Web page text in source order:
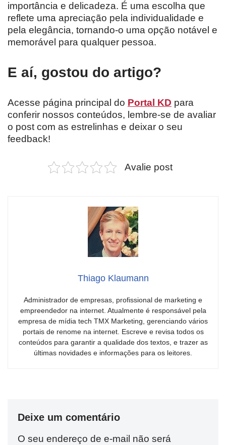
importância e delicadeza. É uma escolha que
reflete uma apreciação pela individualidade e
pela elegância, tornando-o uma opção notável e
memorável para qualquer pessoa.
E aí, gostou do artigo?
Acesse página principal do Portal KD para
conferir nossos conteúdos, lembre-se de avaliar
o post com as estrelinhas e deixar o seu
feedback!
Avalie post
Thiago Klaumann
Administrador de empresas, profissional de marketing e
empreendedor na internet. Atualmente é responsável pela
empresa de mídia tech TMX Marketing, gerenciando vários
portais de renome na internet. Escreve e revisa todos os
conteúdos para garantir a qualidade dos textos, e trazer as
últimas novidades e informações para os leitores.
Deixe um comentário
O seu endereço de e-mail não será